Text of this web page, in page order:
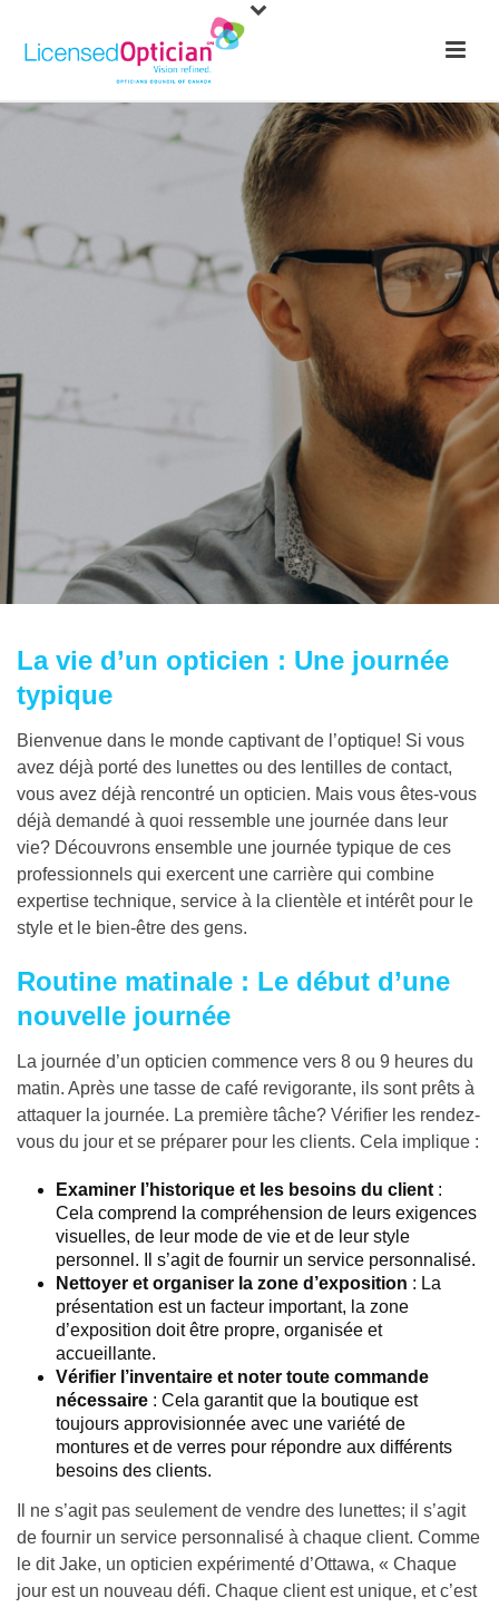
La vie d’un opticien : Une journée
typique
Bienvenue dans le monde captivant de l’optique! Si vous
avez déjà porté des lunettes ou des lentilles de contact,
vous avez déjà rencontré un opticien. Mais vous êtes-vous
déjà demandé à quoi ressemble une journée dans leur
vie? Découvrons ensemble une journée typique de ces
professionnels qui exercent une carrière qui combine
expertise technique, service à la clientèle et intérêt pour le
style et le bien-être des gens.
Routine matinale : Le début d’une
nouvelle journée
La journée d’un opticien commence vers 8 ou 9 heures du
matin. Après une tasse de café revigorante, ils sont prêts à
attaquer la journée. La première tâche? Vérifier les rendez-
vous du jour et se préparer pour les clients. Cela implique :
Examiner l’historique et les besoins du client:
Cela comprend la compréhension de leurs exigences
visuelles, de leur mode de vie et de leur style
personnel. Il s’agit de fournir un service personnalisé.
Nettoyer et organiser la zone d’exposition : La
présentation est un facteur important, la zone
d’exposition doit être propre, organisée et
accueillante.
Vérifier l’inventaire et noter toute commande
nécessaire: Cela garantit que la boutique est
toujours approvisionnée avec une variété de
montures et de verres pour répondre aux différents
besoins des clients.
Il ne s’agit pas seulement de vendre des lunettes; il s’agit
de fournir un service personnalisé à chaque client. Comme
le dit Jake, un opticien expérimenté d’Ottawa, « Chaque
jour est un nouveau défi. Chaque client est unique, et c’est